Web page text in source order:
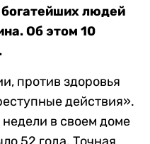
богатейших людей
Об этом 10
против здоровья
действия».
в своем доме